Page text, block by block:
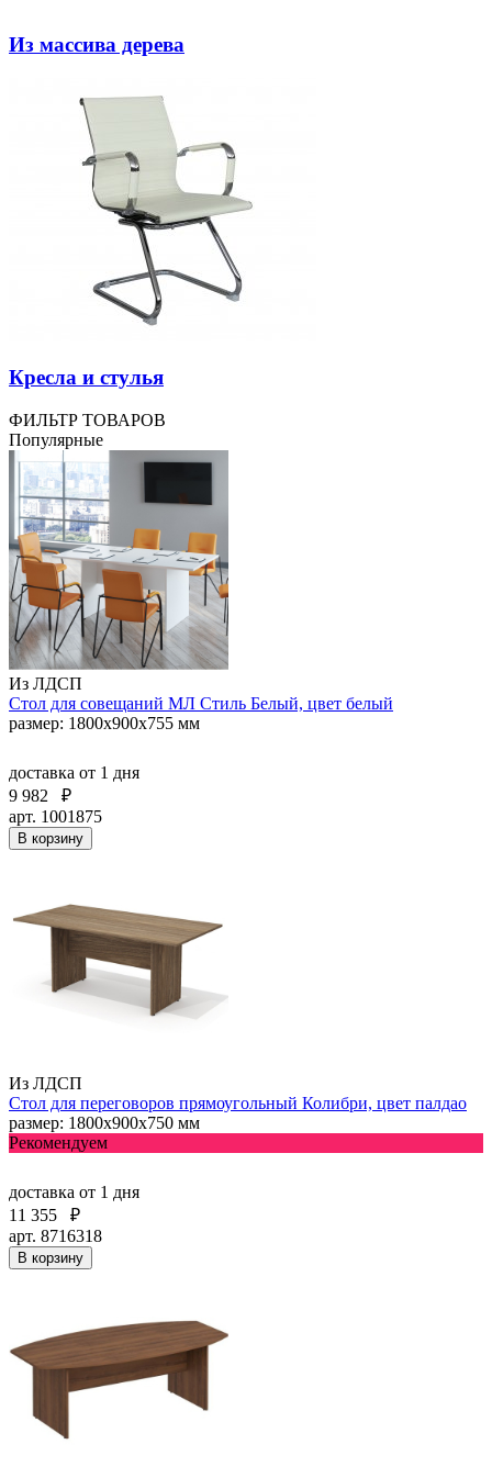
Из массива дерева
Кресла и стулья
ФИЛЬТР ТОВАРОВ
Популярные
Из ЛДСП
Стол для совещаний МЛ Стиль Белый, цвет белый
размер: 1800х900х755 мм
доставка от 1 дня
9 982
₽
арт. 1001875
В корзину
Из ЛДСП
Стол для переговоров прямоугольный Колибри, цвет палдао
размер: 1800x900x750 мм
Рекомендуем
доставка от 1 дня
11 355
₽
арт. 8716318
В корзину